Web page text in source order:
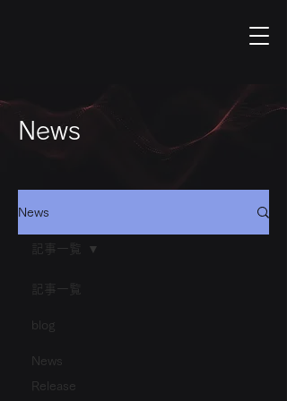
News
News
記事一覧
blog
News
Release
記事一覧